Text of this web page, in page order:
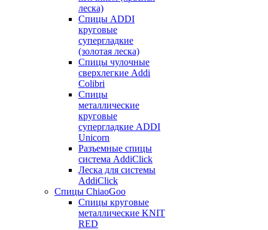
леска)
Спицы ADDI
круговые
супергладкие
(золотая леска)
Спицы чулочные
сверхлегкие Addi
Colibri
Спицы
металлические
круговые
супергладкие ADDI
Unicorn
Разъемные спицы
система AddiClick
Леска для системы
AddiClick
Спицы ChiaoGoo
Спицы круговые
металлические KNIT
RED